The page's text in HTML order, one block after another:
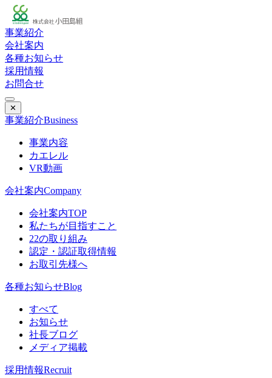
事業紹介
会社案内
各種お知らせ
採用情報
お問合せ
✕
事業紹介Business
事業内容
カエレル
VR動画
会社案内Company
会社案内TOP
私たちが目指すこと
22の取り組み
認定・認証取得情報
お取引先様へ
各種お知らせBlog
すべて
お知らせ
社長ブログ
メディア掲載
採用情報Recruit